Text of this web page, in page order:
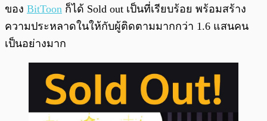
ของ BitToon ก็ได้ Sold out เป็นที่เรียบร้อย พร้อมสร้าง
ความประหลาดในให้กับผู้ติดตามมากกว่า 1.6 แสนคน
เป็นอย่างมาก